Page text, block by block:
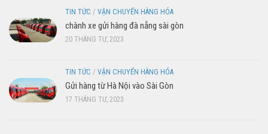
TIN TỨC / VẬN CHUYỂN HÀNG HÓA
chành xe gửi hàng đà nẵng sài gòn
20 THÁNG TƯ, 2023
TIN TỨC / VẬN CHUYỂN HÀNG HÓA
Gửi hàng từ Hà Nội vào Sài Gòn
17 THÁNG TƯ, 2023